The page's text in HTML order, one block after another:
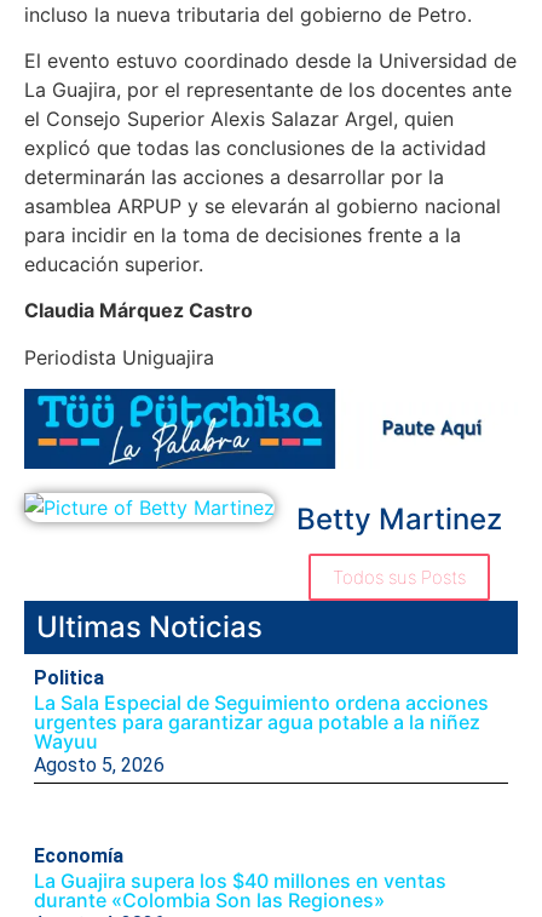
incluso la nueva tributaria del gobierno de Petro.
El evento estuvo coordinado desde la Universidad de
La Guajira, por el representante de los docentes ante
el Consejo Superior Alexis Salazar Argel, quien
explicó que todas las conclusiones de la actividad
determinarán las acciones a desarrollar por la
asamblea ARPUP y se elevarán al gobierno nacional
para incidir en la toma de decisiones frente a la
educación superior.
Claudia Márquez Castro
Periodista Uniguajira
Betty Martinez
Todos sus Posts
Ultimas Noticias
Politica
La Sala Especial de Seguimiento ordena acciones
urgentes para garantizar agua potable a la niñez
Wayuu
Agosto 5, 2026
Economía
La Guajira supera los $40 millones en ventas
durante «Colombia Son las Regiones»